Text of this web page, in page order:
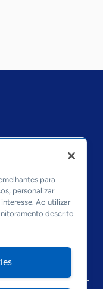
para
personalizar
Ao utilizar
descrito